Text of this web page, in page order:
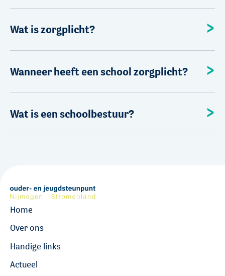
Wat is zorgplicht?
Wanneer heeft een school zorgplicht?
Wat is een schoolbestuur?
Home
Over ons
Handige links
Actueel